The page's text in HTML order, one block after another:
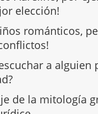
elección!
románticos,
a
de la mitología